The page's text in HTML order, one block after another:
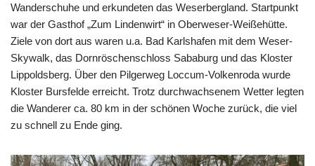
Wanderschuhe und erkundeten das Weserbergland. Startpunkt
war der Gasthof „Zum Lindenwirt“ in Oberweser-Weißehütte.
Ziele von dort aus waren u.a. Bad Karlshafen mit dem Weser-
Skywalk, das Dornröschenschloss Sababurg und das Kloster
Lippoldsberg. Über den Pilgerweg Loccum-Volkenroda wurde
Kloster Bursfelde erreicht. Trotz durchwachsenem Wetter legten
die Wanderer ca. 80 km in der schönen Woche zurück, die viel
zu schnell zu Ende ging.